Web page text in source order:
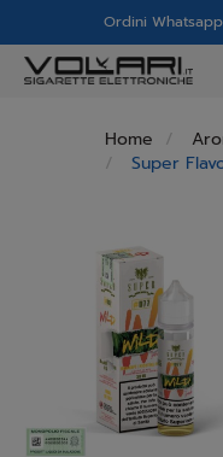
Ordini
Home
Super